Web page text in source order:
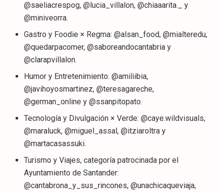
@saeliacrespog, @lucia_villalon, @chiaaarita._ y
@miniveorra.
Gastro y Foodie × Regma: @alsan_food, @mialteredu,
@quedarpacomer, @saboreandocantabria y
@clarapvillalon.
Humor y Entretenimiento: @amiliibia,
@javihoyosmartinez, @teresagareche,
@german_online y @ssanpitopato.
Tecnología y Divulgación × Verde: @caye.wildvisuals,
@maraluck, @miguel_assal, @itziaroltra y
@martacasassuki.
Turismo y Viajes, categoría patrocinada por el
Ayuntamiento de Santander:
@cantabrona_y_sus_rincones, @unachicaqueviaja,